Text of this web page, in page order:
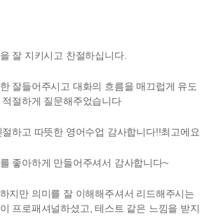
잘 지키시고 찬절하십니다.
잘들어주시고 대화의 흐름을 매끄럽게 유도
적절하게 질문해주었습니다
절하고 따뜻한 영어수업 감사합니다!!최고에요
좋아하게 만들어주셔서 감사합니다~
지만 의미를 잘 이해해주셔서 리드해주시는
프로패셔널하셨고, 테스트 같은 느낌을 받지